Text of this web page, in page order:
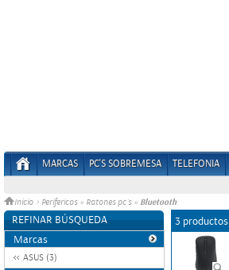
MARCAS PC'S SOBREMESA TELEFONIA
Inicio > Perifericos » Ratones pc´s » Bluetooth
REFINAR BÚSQUEDA
Marcas
ASUS (3)
3 productos